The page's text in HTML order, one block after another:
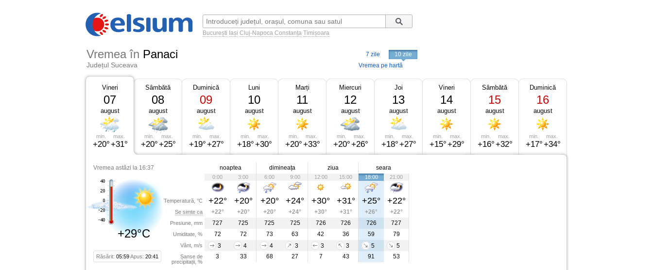
București Iași Cluj-Napoca Constanța Timișoara
Vremea în Panaci
Județul Suceava
7 zile
10 zile
Vremea pe hartă
Vineri
07
august
min.
+20°
max.
+31°
Sâmbătă
08
august
min.
+20°
max.
+25°
Duminică
09
august
min.
+19°
max.
+27°
Luni
10
august
min.
+18°
max.
+30°
Marți
11
august
min.
+20°
max.
+33°
Miercuri
12
august
min.
+20°
max.
+26°
Joi
13
august
min.
+18°
max.
+27°
Vineri
14
august
min.
+15°
max.
+29°
Sâmbătă
15
august
min.
+16°
max.
+32°
Duminică
16
august
min.
+17°
max.
+34°
Vremea astăzi la 16:37
+29°C
Răsărit: 05:59Apus: 20:41
Temperatură, °C
Se simte ca
Presiune, mm
Umiditate, %
Vânt, m/s
Șanse de
precipitații, %
noaptea dimineața ziua seara
0:00 3:00 6:00 9:00 12:00 15:00 18:00 21:00
+22° +20° +20° +24° +30° +31° +25° +22°
+22° +20° +20° +24° +30° +31° +26°
+22°
727
725 725 725 726 726 726
727
72
72 73 63 42 36 59
79
3
4 4 3 3 3 5
5
3
33 68 27 7 43 91 53